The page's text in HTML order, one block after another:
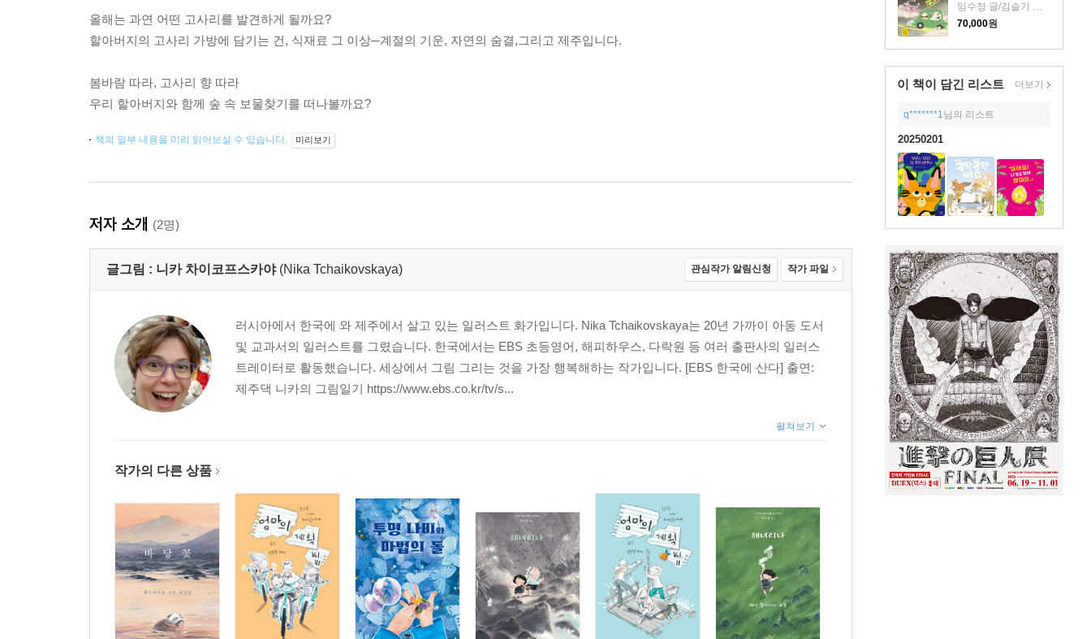
임수정 글/김슬기 그림
70,000원
이 책이 담긴 리스트 더보기
q*******1 님의 리스트
20250201
올해는 과연 어떤 고사리를 발견하게 될까요?
할아버지의 고사리 가방에 담기는 건, 식재료 그 이상─계절의 기운, 자연의 숨결,그리고 제주입니다.
봄바람 따라, 고사리 향 따라
우리 할아버지와 함께 숲 속 보물찾기를 떠나볼까요?
책의 일부 내용을 미리 읽어보실 수 있습니다. 미리보기
저자 소개 (2명)
글그림 : 니카 차이코프스카야 (Nika Tchaikovskaya) 관심작가 알림신청 작가 파일
러시아에서 한국에 와 제주에서 살고 있는 일러스트 화가입니다. Nika Tchaikovskaya는 20년 가까이 아동 도서
및 교과서의 일러스트를 그렸습니다. 한국에서는 EBS 초등영어, 해피하우스, 다락원 등 여러 출판사의 일러스
트레이터로 활동했습니다. 세상에서 그림 그리는 것을 가장 행복해하는 작가입니다. [EBS 한국에 산다] 출연:
제주댁 니카의 그림일기 https://www.ebs.co.kr/tv/s...
펼쳐보기
작가의 다른 상품